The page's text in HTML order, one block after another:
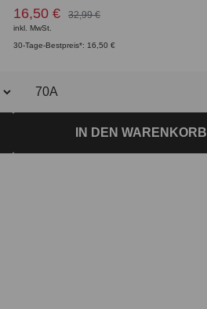
16,50 € 32,99 €
inkl. MwSt.
30-Tage-Bestpreis*: 16,50 €
IN DEN WARENKORB